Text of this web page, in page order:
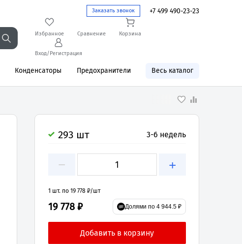
Заказать звонок +7 499 490-23-23
Избранное Сравнение Корзина
Вход/Регистрация
Конденсаторы Предохранители Весь каталог
293 шт 3-6 недель
− +
1 шт. по 19 778 ₽/шт
19 778 ₽ Долями по 4 944.5 ₽